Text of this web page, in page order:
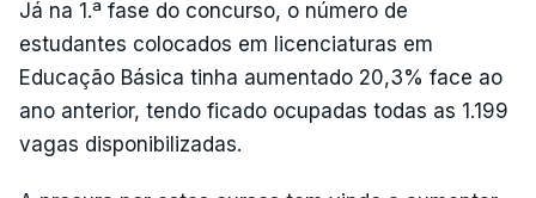
Já na 1.ª fase do concurso, o número de
estudantes colocados em licenciaturas em
Educação Básica tinha aumentado 20,3% face ao
ano anterior, tendo ficado ocupadas todas as 1.199
vagas disponibilizadas.